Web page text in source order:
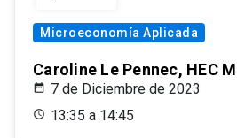
Microeconomía Aplicada
Caroline Le Pennec, HEC
7 de Diciembre de 2023
13:35 a 14:45